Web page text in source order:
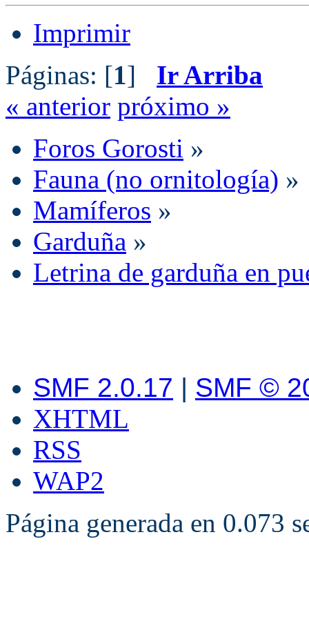
Imprimir
Páginas: [1] Ir Arriba
« anterior próximo »
Foros Gorosti »
Fauna (no ornitología) »
Mamíferos »
Garduña »
Letrina de garduña en
SMF 2.0.17 | SMF ©
XHTML
RSS
WAP2
Página generada en 0.073